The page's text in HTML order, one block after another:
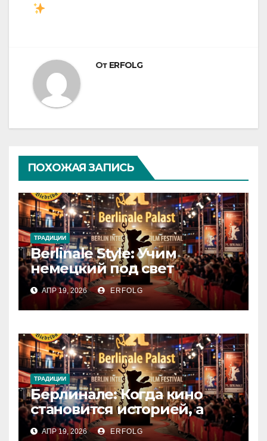
От ERFOLG
ПОХОЖАЯ ЗАПИСЬ
ТРАДИЦИИ
Berlinale Style: Учим
немецкий под свет
софитов!
АПР 19, 2026 ERFOLG
ТРАДИЦИИ
Берлинале: Когда кино
становится историей, а
зритель — частью магии!
АПР 19, 2026 ERFOLG